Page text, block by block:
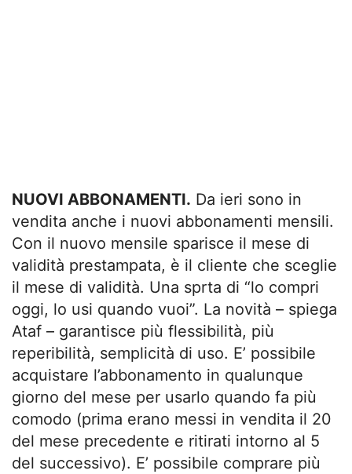
NUOVI ABBONAMENTI. Da ieri sono in
vendita anche i nuovi abbonamenti mensili.
Con il nuovo mensile sparisce il mese di
validità prestampata, è il cliente che sceglie
il mese di validità. Una sprta di “lo compri
oggi, lo usi quando vuoi”. La novità – spiega
Ataf – garantisce più flessibilità, più
reperibilità, semplicità di uso. E’ possibile
acquistare l’abbonamento in qualunque
giorno del mese per usarlo quando fa più
comodo (prima erano messi in vendita il 20
del mese precedente e ritirati intorno al 5
del successivo). E’ possibile comprare più